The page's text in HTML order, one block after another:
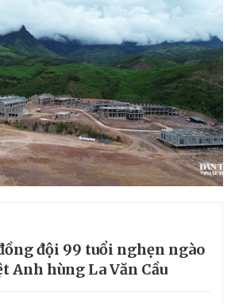
đội 99 tuổi nghẹn ngào
Anh hùng La Văn Cầu